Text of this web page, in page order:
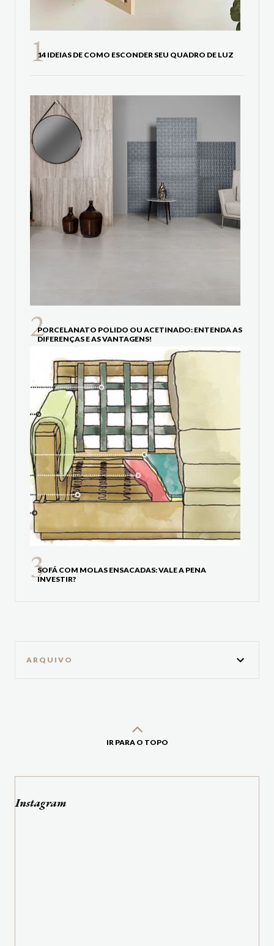
14 IDEIAS DE COMO ESCONDER SEU QUADRO DE LUZ
PORCELANATO POLIDO OU ACETINADO: ENTENDA AS
DIFERENÇAS E AS VANTAGENS!
SOFÁ COM MOLAS ENSACADAS: VALE A PENA
INVESTIR?
ARQUIVO
IR PARA O TOPO
Instagram